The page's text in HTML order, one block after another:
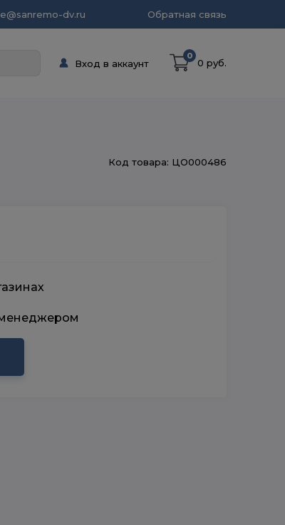
dv.ru Обратная связь
Вход в аккаунт
0
0 руб.
Код товара: ЦО000486
менеджером